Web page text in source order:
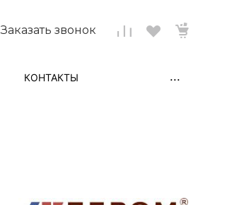
Заказать звонок
КОНТАКТЫ ...